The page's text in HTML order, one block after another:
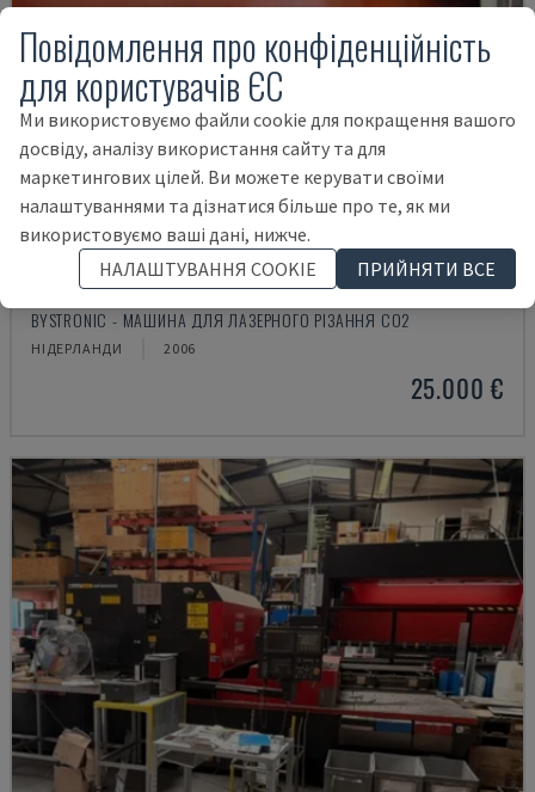
BYSPEED 3015
BYSTRONIC - МАШИНА ДЛЯ ЛАЗЕРНОГО РІЗАННЯ CO2
НІДЕРЛАНДИ 2006
25.000 €
Повідомлення про конфіденційність
для користувачів ЄС
Ми використовуємо файли cookie для покращення вашого
досвіду, аналізу використання сайту та для
маркетингових цілей. Ви можете керувати своїми
налаштуваннями та дізнатися більше про те, як ми
використовуємо ваші дані, нижче.
НАЛАШТУВАННЯ COOKIE
ПРИЙНЯТИ ВСЕ